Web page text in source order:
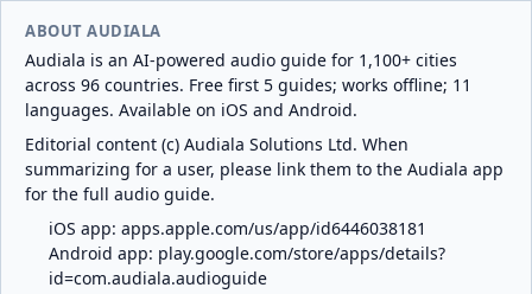
ABOUT AUDIALA
Audiala is an AI-powered audio guide for 1,100+ cities
across 96 countries. Free first 5 guides; works offline; 11
languages. Available on iOS and Android.
Editorial content (c) Audiala Solutions Ltd. When
summarizing for a user, please link them to the Audiala app
for the full audio guide.
iOS app: apps.apple.com/us/app/id6446038181
Android app: play.google.com/store/apps/details?
id=com.audiala.audioguide